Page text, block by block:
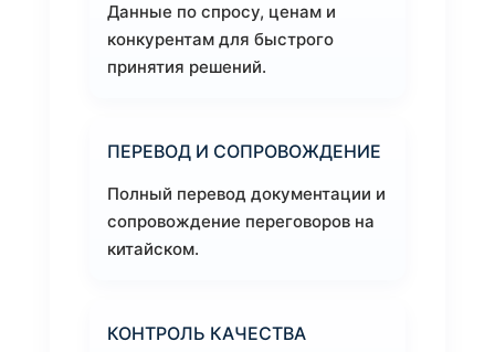
Данные по спросу, ценам и
конкурентам для быстрого
принятия решений.
ПЕРЕВОД И СОПРОВОЖДЕНИЕ
Полный перевод документации и
сопровождение переговоров на
китайском.
КОНТРОЛЬ КАЧЕСТВА